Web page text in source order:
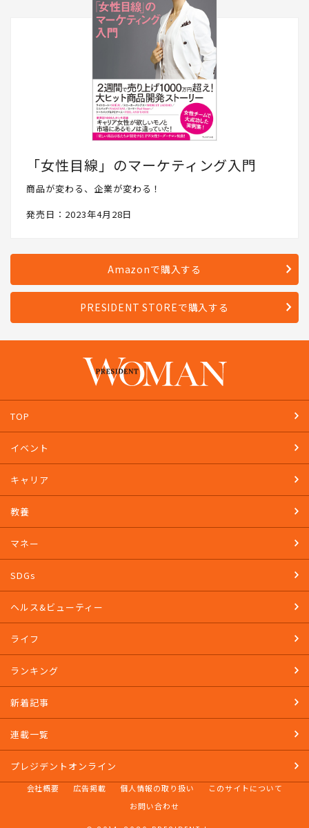
「女性目線」のマーケティング入門
商品が変わる、企業が変わる！
発売日：2023年4月28日
Amazonで購入する
PRESIDENT STOREで購入する
TOP
イベント
キャリア
教養
マネー
SDGs
ヘルス&ビューティー
ライフ
ランキング
新着記事
連載一覧
プレジデントオンライン
会社概要 広告掲載 個人情報の取り扱い
このサイトについて
お問い合わせ